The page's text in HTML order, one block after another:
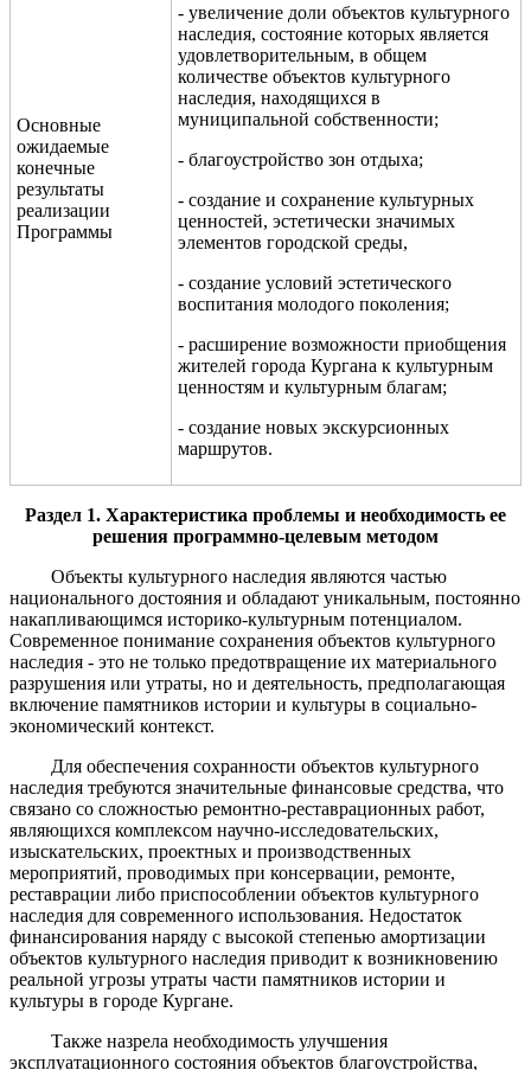
Основные
ожидаемые
конечные
результаты
реализации
Программы
- увеличение доли объектов культурного
наследия, состояние которых является
удовлетворительным, в общем
количестве объектов культурного
наследия, находящихся в
муниципальной собственности;
- благоустройство зон отдыха;
- создание и сохранение культурных
ценностей, эстетически значимых
элементов городской среды,
- создание условий эстетического
воспитания молодого поколения;
- расширение возможности приобщения
жителей города Кургана к культурным
ценностям и культурным благам;
- создание новых экскурсионных
маршрутов.
Раздел 1. Характеристика проблемы и необходимость ее
решения программно-целевым методом
Объекты культурного наследия являются частью
национального достояния и обладают уникальным, постоянно
накапливающимся историко-культурным потенциалом.
Современное понимание сохранения объектов культурного
наследия - это не только предотвращение их материального
разрушения или утраты, но и деятельность, предполагающая
включение памятников истории и культуры в социально-
экономический контекст.
Для обеспечения сохранности объектов культурного
наследия требуются значительные финансовые средства, что
связано со сложностью ремонтно-реставрационных работ,
являющихся комплексом научно-исследовательских,
изыскательских, проектных и производственных
мероприятий, проводимых при консервации, ремонте,
реставрации либо приспособлении объектов культурного
наследия для современного использования. Недостаток
финансирования наряду с высокой степенью амортизации
объектов культурного наследия приводит к возникновению
реальной угрозы утраты части памятников истории и
культуры в городе Кургане.
Также назрела необходимость улучшения
эксплуатационного состояния объектов благоустройства,